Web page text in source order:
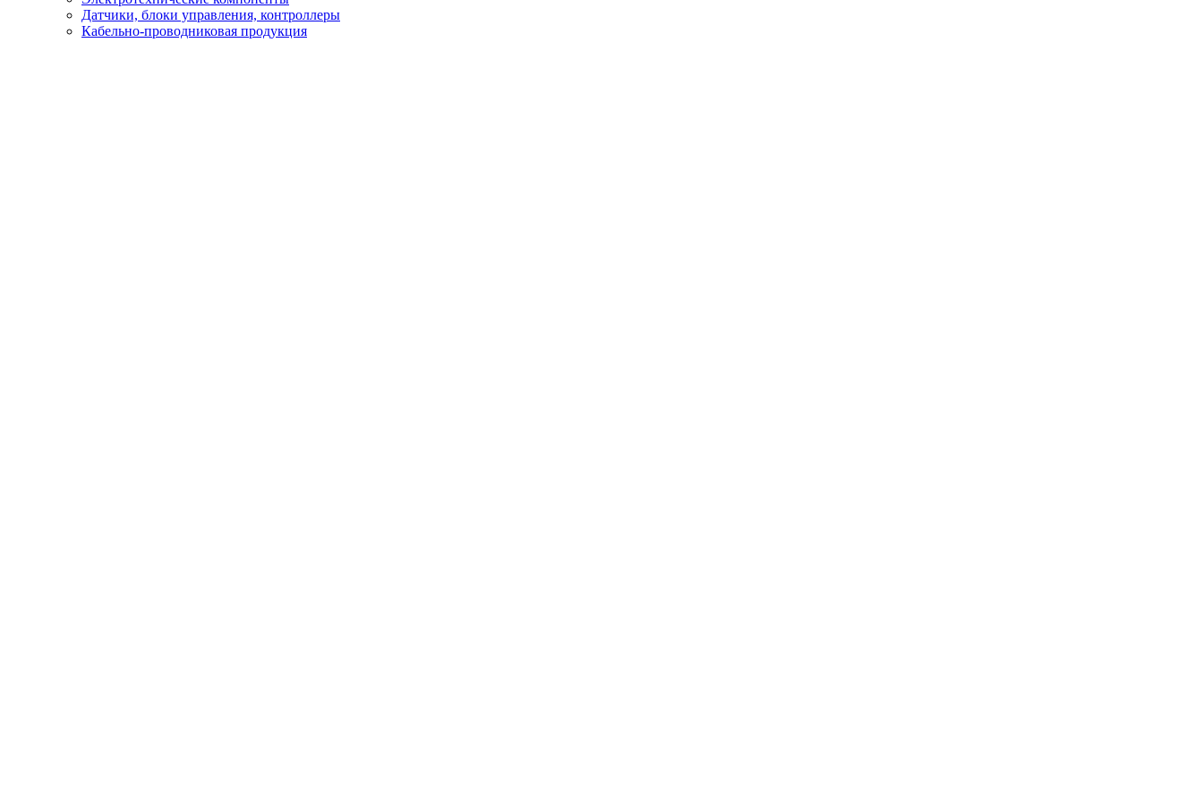
Датчики, блоки управления, контроллеры
Кабельно-проводниковая продукция